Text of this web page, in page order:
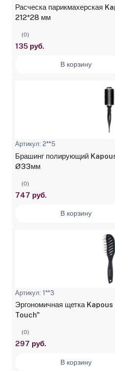
Расческа парикмахерская
212*28 мм
(0)
135 руб.
В корзину
Артикул: 2**5
Брашинг полирующий
Ø33мм
(0)
747 руб.
В корзину
Артикул: 1**3
Эргономичная щетка
Touch"
(0)
297 руб.
В корзину